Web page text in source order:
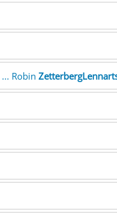
... Robin